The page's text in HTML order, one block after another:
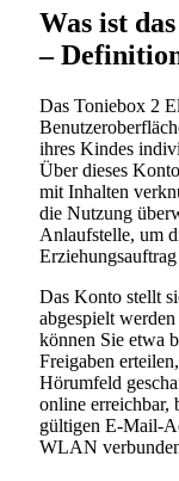
Was ist
–
Das Toniebox 2
ihres Kindes
Über dieses
mit Inhalten
die Nutzung
Anlaufstelle, um
Erziehungsauftrag
Das Konto stellt
abgespielt
können Sie etwa
Freigaben
Hörumfeld
online erreichbar,
gültigen E-Mail-
WLAN